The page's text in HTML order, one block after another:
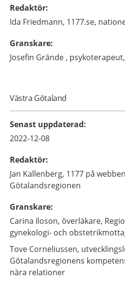
Redaktör:
Ida Friedmann, 1177.se,
Granskare:
Josefin Grände , psykoterapeut,
Västra Götaland
Senast uppdaterad:
2022-12-08
Redaktör:
Jan Kallenberg, 1177 på
Götalandsregionen
Granskare:
Carina Iloson, överläkare,
gynekologi- och
Tove Corneliussen,
Götalandsregionens
nära relationer